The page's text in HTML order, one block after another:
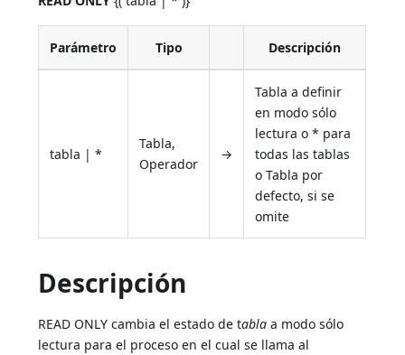
Parámetro Tipo Descripción
tabla | *
Tabla,
Operador
→
Tabla a definir
en modo sólo
lectura o * para
todas las tablas
o Tabla por
defecto, si se
omite
Descripción
READ ONLY cambia el estado de tabla a modo sólo
lectura para el proceso en el cual se llama al